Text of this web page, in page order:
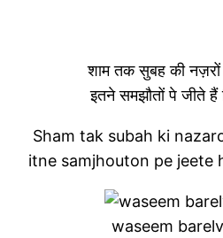
शाम तक सुबह की
इतने समझौतों पे जीते हैं
Sham tak subah ki
itne samjhouton pe jeete
waseem